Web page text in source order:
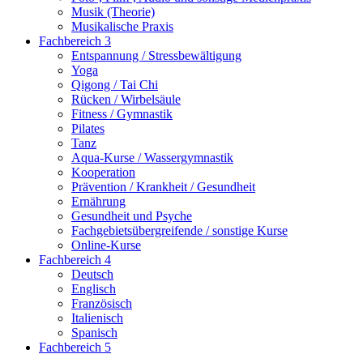
Musik (Theorie)
Musikalische Praxis
Fachbereich 3
Entspannung / Stressbewältigung
Yoga
Qigong / Tai Chi
Rücken / Wirbelsäule
Fitness / Gymnastik
Pilates
Tanz
Aqua-Kurse / Wassergymnastik
Kooperation
Prävention / Krankheit / Gesundheit
Ernährung
Gesundheit und Psyche
Fachgebietsübergreifende / sonstige Kurse
Online-Kurse
Fachbereich 4
Deutsch
Englisch
Französisch
Italienisch
Spanisch
Fachbereich 5